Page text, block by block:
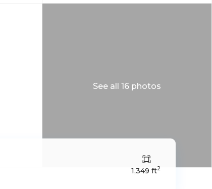
See all 16 photos
1,349 ft2